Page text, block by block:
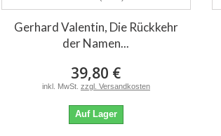
Gerhard Valentin, Die Rückkehr
der Namen...
39,80 €
inkl. MwSt. zzgl. Versandkosten
Auf Lager